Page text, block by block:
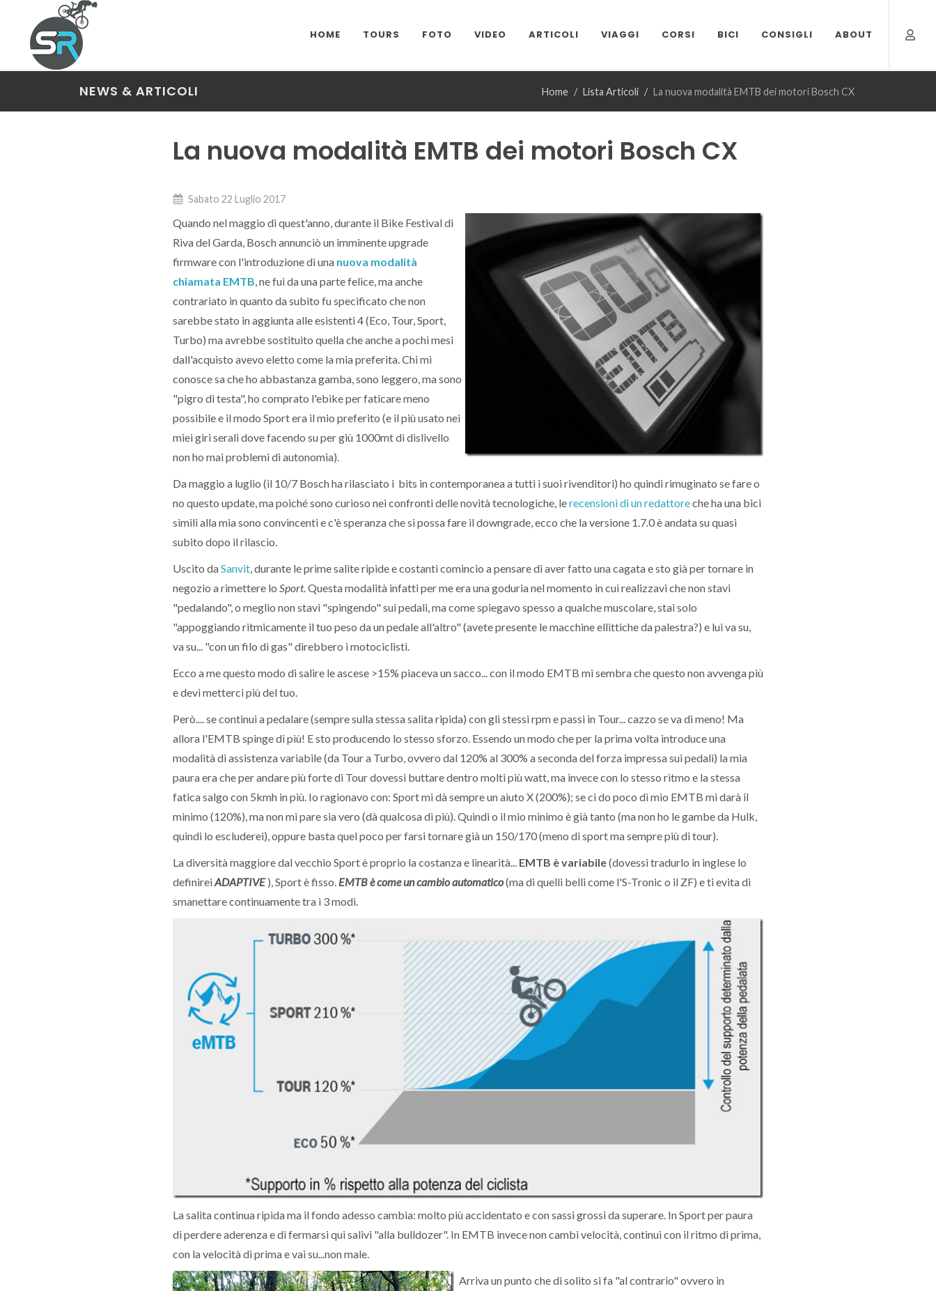
HOME TOURS FOTO VIDEO ARTICOLI VIAGGI CORSI BICI CONSIGLI ABOUT
NEWS & ARTICOLI Home Lista Articoli La nuova modalità EMTB dei motori Bosch CX
La nuova modalità EMTB dei motori Bosch CX
Sabato 22 Luglio 2017
Quando nel maggio di quest'anno, durante il Bike Festival di
Riva del Garda, Bosch annunciò un imminente upgrade
firmware con l'introduzione di una nuova modalità
chiamata EMTB, ne fui da una parte felice, ma anche
contrariato in quanto da subito fu specificato che non
sarebbe stato in aggiunta alle esistenti 4 (Eco, Tour, Sport,
Turbo) ma avrebbe sostituito quella che anche a pochi mesi
dall'acquisto avevo eletto come la mia preferita. Chi mi
conosce sa che ho abbastanza gamba, sono leggero, ma sono
"pigro di testa", ho comprato l'ebike per faticare meno
possibile e il modo Sport era il mio preferito (e il più usato nei
miei giri serali dove facendo su per giù 1000mt di dislivello
non ho mai problemi di autonomia).
Da maggio a luglio (il 10/7 Bosch ha rilasciato i bits in contemporanea a tutti i suoi rivenditori) ho quindi rimuginato se fare o
no questo update, ma poiché sono curioso nei confronti delle novità tecnologiche, lerecensioni di un redattoreche ha una bici
simili alla mia sono convincenti e c'è speranza che si possa fare il downgrade, ecco che la versione 1.7.0 è andata su quasi
subito dopo il rilascio.
Uscito daSanvit, durante le prime salite ripide e costanti comincio a pensare di aver fatto una cagata e sto già per tornare in
negozio a rimettere lo Sport. Questa modalità infatti per me era una goduria nel momento in cui realizzavi che non stavi
"pedalando", o meglio non stavi "spingendo" sui pedali, ma come spiegavo spesso a qualche muscolare, stai solo
"appoggiando ritmicamente il tuo peso da un pedale all'altro" (avete presente le macchine ellittiche da palestra?) e lui va su,
va su... "con un filo di gas" direbbero i motociclisti.
Ecco a me questo modo di salire le ascese >15% piaceva un sacco... con il modo EMTB mi sembra che questo non avvenga più
e devi metterci più del tuo.
Però.... se continui a pedalare (sempre sulla stessa salita ripida) con gli stessi rpm e passi in Tour... cazzo se va di meno! Ma
allora l'EMTB spinge di più! E sto producendo lo stesso sforzo. Essendo un modo che per la prima volta introduce una
modalità di assistenza variabile (da Tour a Turbo, ovvero dal 120% al 300% a seconda del forza impressa sui pedali) la mia
paura era che per andare più forte di Tour dovessi buttare dentro molti più watt, ma invece con lo stesso ritmo e la stessa
fatica salgo con 5kmh in più. Io ragionavo con: Sport mi dà sempre un aiuto X (200%); se ci do poco di mio EMTB mi darà il
minimo (120%), ma non mi pare sia vero (dà qualcosa di più). Quindi o il mio minimo è già tanto (ma non ho le gambe da Hulk,
quindi lo escluderei), oppure basta quel poco per farsi tornare già un 150/170 (meno di sport ma sempre più di tour).
La diversità maggiore dal vecchio Sport è proprio la costanza e linearità... EMTB è variabile(dovessi tradurlo in inglese lo
definireiADAPTIVE ), Sport è fisso. EMTB è come un cambio automatico(ma di quelli belli come l'S-Tronic o il ZF) e ti evita di
smanettare continuamente tra i 3 modi.
La salita continua ripida ma il fondo adesso cambia: molto più accidentato e con sassi grossi da superare. In Sport per paura
di perdere aderenza e di fermarsi qui salivi "alla bulldozer". In EMTB invece non cambi velocità, continui con il ritmo di prima,
con la velocità di prima e vai su...non male.
Arriva un punto che di solito si fa "al contrario" ovvero in